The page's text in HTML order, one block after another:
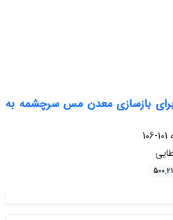
بازسازی معدن مس سرچشمه به
101-106